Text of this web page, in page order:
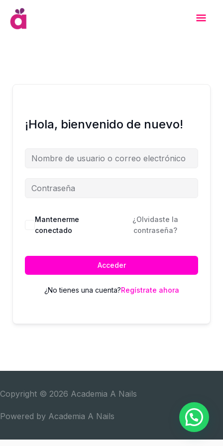
contenido
¡Hola, bienvenido de nuevo!
Mantenerme
conectado
¿Olvidaste la
contraseña?
Acceder
¿No tienes una cuenta?Regístrate ahora
Copyright © 2026 Academia A Nails
Powered by Academia A Nails